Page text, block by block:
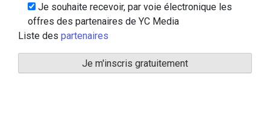
Je souhaite recevoir, par voie électronique les
offres des partenaires de YC Media
Liste des partenaires